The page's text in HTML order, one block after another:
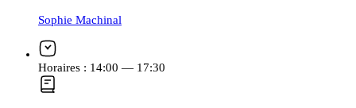
Sophie Machinal
Horaires : 14:00 — 17:30